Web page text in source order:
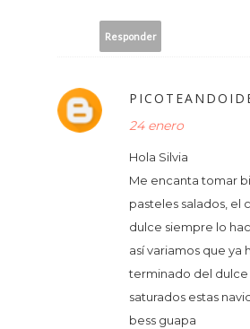
Responder
24 enero
Hola Silvia
Me encanta tomar
pasteles salados, el
dulce siempre lo
así variamos que ya
terminado del dulce
saturados estas
bess guapa